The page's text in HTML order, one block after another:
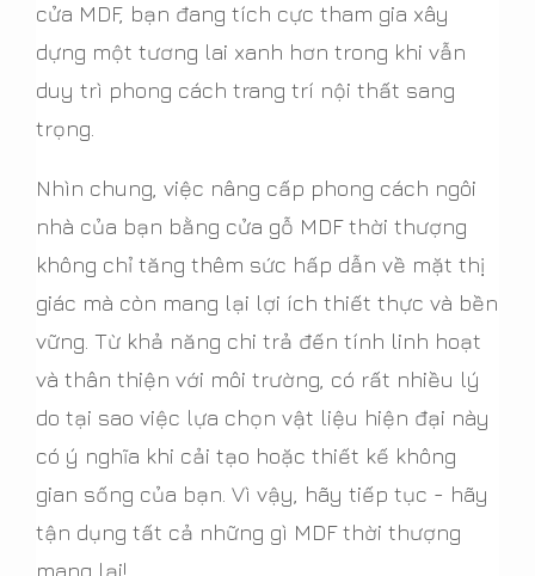
cửa MDF, bạn đang tích cực tham gia xây
dựng một tương lai xanh hơn trong khi vẫn
duy trì phong cách trang trí nội thất sang
trọng.
Nhìn chung, việc nâng cấp phong cách ngôi
nhà của bạn bằng cửa gỗ MDF thời thượng
không chỉ tăng thêm sức hấp dẫn về mặt thị
giác mà còn mang lại lợi ích thiết thực và bền
vững. Từ khả năng chi trả đến tính linh hoạt
và thân thiện với môi trường, có rất nhiều lý
do tại sao việc lựa chọn vật liệu hiện đại này
có ý nghĩa khi cải tạo hoặc thiết kế không
gian sống của bạn. Vì vậy, hãy tiếp tục - hãy
tận dụng tất cả những gì MDF thời thượng
mang lại!